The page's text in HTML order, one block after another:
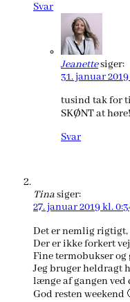
Svar
Jeanettesiger:
31. januar 2019
tusind tak for
SKØNT at
Svar
Tinasiger:
27. januar 2019 kl.
Det er nemlig rigtigt,
Der er ikke forkert
Fine termobukser og
Jeg bruger heldragt
længe af gangen ved
God resten weekend